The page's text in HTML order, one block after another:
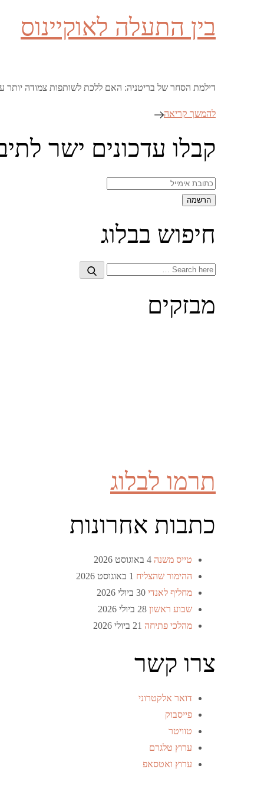
בין התעלה לאוקיינוס
דילמת הסחר של בריטניה: האם ללכת לשותפות צמודה יותר
להמשך קריאה
קבלו עדכונים ישר
חיפוש בבלוג
Search
Search
מבזקים
תרמו לבלוג
כתבות אחרונות
טייס משנה 4 באוגוסט 2026
ההימור שהצליח 1 באוגוסט 2026
מחליף לאנדי 30 ביולי 2026
שבוע ראשון 28 ביולי 2026
מהלכי פתיחה 21 ביולי 2026
צרו קשר
דואר אלקטרוני
פייסבוק
טוויטר
ערוץ טלגרם
ערוץ ואטסאפ